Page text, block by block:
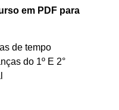
em PDF para
de tempo
do 1º E 2°